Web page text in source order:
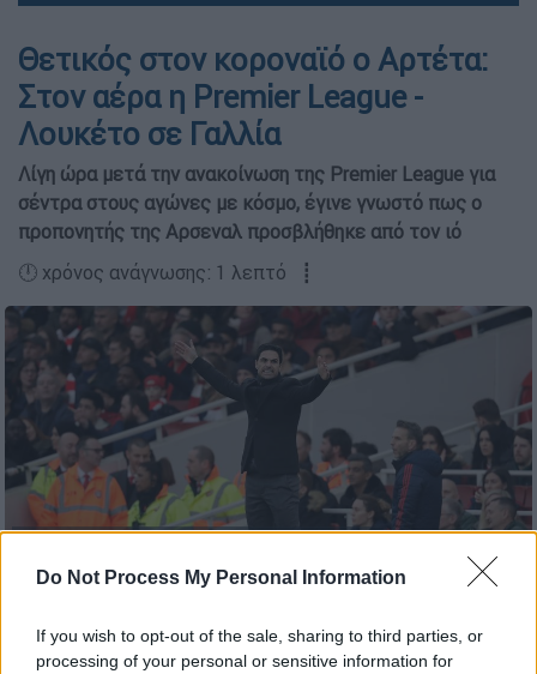
Do Not Process My Personal Information
If you wish to opt-out of the sale, sharing to third parties, or
processing of your personal or sensitive information for
Θετικός στον κοροναϊό ο Αρτέτα:
Στον αέρα η Premier League -
Λουκέτο σε Γαλλία
Λίγη ώρα μετά την ανακοίνωση της Premier League για
σέντρα στους αγώνες με κόσμο, έγινε γνωστό πως ο
προπονητής της Αρσεναλ προσβλήθηκε από τον ιό
🕛 χρόνος ανάγνωσης: 1 λεπτό ┋
Προσθέστε το ΕΘΝΟΣ στη Google